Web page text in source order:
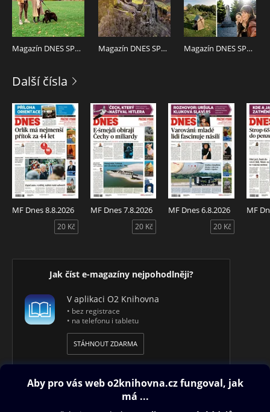
Magazín DNES SPECIÁL Střední Čechy - 9.5.2025 Magazín DNES SPECIÁL Severní Čechy - 9.5.2025 Magazín DNES SPECIÁL Zlínský - 9.5.2025
Další čísla
MF Dnes 8.8.2026
20 Kč
MF Dnes 7.8.2026
20 Kč
MF Dnes 6.8.2026
20 Kč
MF
Jak číst e-magazíny nejpohodlněji?
V aplikaci O2 Knihovna
• bez registrace
• na telefonu i tabletu
STÁHNOUT ZDARMA